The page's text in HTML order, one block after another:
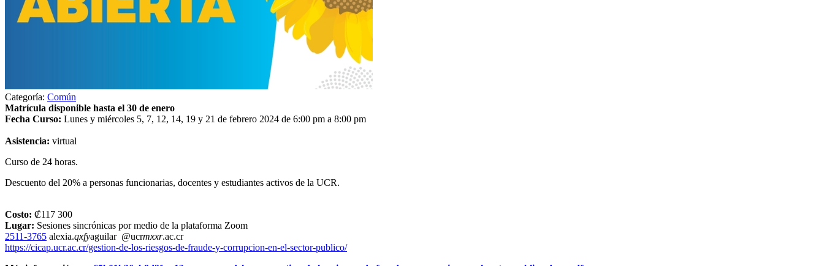
Categoría: Común
Matrícula disponible hasta el 30 de enero
Fecha Curso: Lunes y miércoles 5, 7, 12, 14, 19 y 21 de febrero 2024 de 6:00 pm a 8:00 pm
Asistencia: virtual
Curso de 24 horas.
Descuento del 20% a personas funcionarias, docentes y estudiantes activos de la UCR.
Costo: ₡117 300
Lugar: Sesiones sincrónicas por medio de la plataforma Zoom
2511-3765 alexia.qxfyaguilar @ucrmxxr.ac.cr
https://cicap.ucr.ac.cr/gestion-de-los-riesgos-de-fraude-y-corrupcion-en-el-sector-publico/